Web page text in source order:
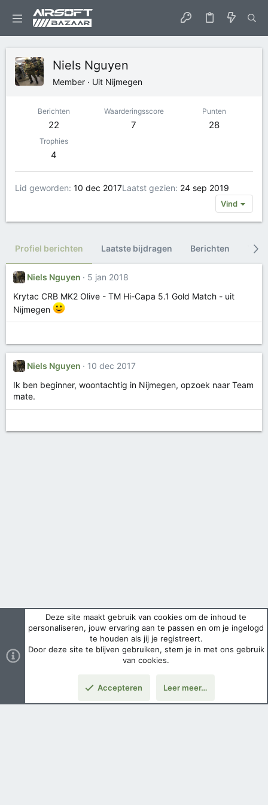
Niels Nguyen
Member · Uit Nijmegen
Berichten
22
Waarderingsscore
7
Punten
28
Trophies
4
Lid geworden 10 dec 2017Laatst gezien 24 sep 2019
Vind
Profiel berichten Laatste bijdragen Berichten
Niels Nguyen
5 jan 2018
Krytac CRB MK2 Olive - TM Hi-Capa 5.1 Gold Match - uit
Nijmegen
Niels Nguyen
10 dec 2017
Ik ben beginner, woontachtig in Nijmegen, opzoek naar Team
mate.
Deze site maakt gebruik van cookies om de inhoud te
personaliseren, jouw ervaring aan te passen en om je ingelogd
te houden als jij je registreert.
Door deze site te blijven gebruiken, stem je in met ons gebruik
van cookies.
Accepteren Leer meer…